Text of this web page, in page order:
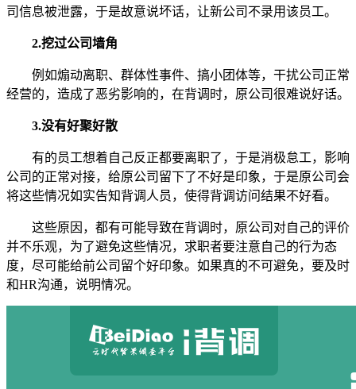
司信息被泄露，于是故意说坏话，让新公司不录用该员工。
2.挖过公司墙角
例如煽动离职、群体性事件、搞小团体等，干扰公司正常
经营的，造成了恶劣影响的，在背调时，原公司很难说好话。
3.没有好聚好散
有的员工想着自己反正都要离职了，于是消极怠工，影响
公司的正常对接，给原公司留下了不好是印象，于是原公司会
将这些情况如实告知背调人员，使得背调访问结果不好看。
这些原因，都有可能导致在背调时，原公司对自己的评价
并不乐观，为了避免这些情况，求职者要注意自己的行为态
度，尽可能给前公司留个好印象。如果真的不可避免，要及时
和HR沟通，说明情况。